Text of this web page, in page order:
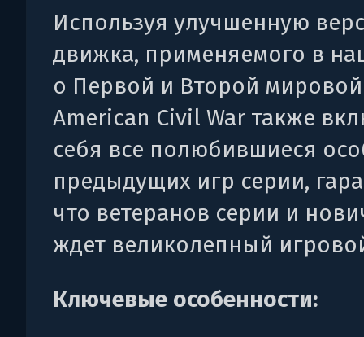
Используя улучшенную
движка, применяемого в
о Первой и Второй
American Civil War также
себя все полюбившиеся
предыдущих игр серии,
что ветеранов серии и
ждет великолепный
Ключевые особенности: